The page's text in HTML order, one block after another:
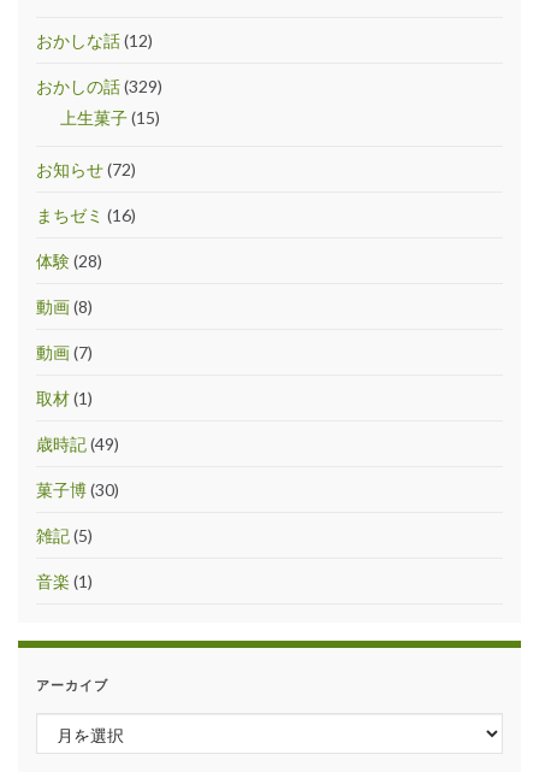
おかしな話(12)
おかしの話(329)
上生菓子(15)
お知らせ(72)
まちゼミ (16)
体験(28)
動画(8)
動画(7)
取材(1)
歳時記(49)
菓子博(30)
雑記(5)
音楽 (1)
アーカイブ
アーカイブ